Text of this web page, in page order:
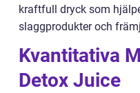
kraftfull dryck som
slaggprodukter och
Kvantitativa
Detox Juice